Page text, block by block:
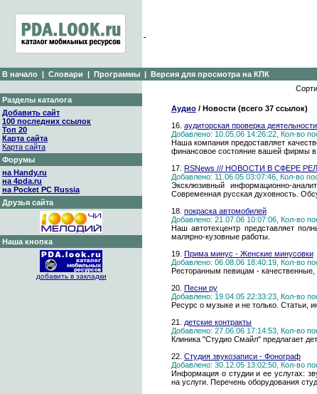
В начало | Словари | Программы | Версия для просмотра на КПК
Разделы каталога
Добавить сайт
100 последних ссылок
Топ 20
Карта сайта
Карта сайта
Форумы
на Handy.ru
на 4pda.ru
на Pocket PC Russia
Друзья сайта
Наша кнопка
добавить в закладки
Аудио / Новости (всего 37 ссылок)
16. аудиторская проверка
Добавлено: 10.05.06 14:26:22, Кол-во
Наша компания предоставляет
финансовое состояние вашей фирмы в
17. RSNews /// НОВОСТИ В СФЕРЕ
Добавлено: 11.06.05 03:07:46, Кол-во
Эксклюзивный информационно-
Современная русская духовность.
18. покраска автомобилей
Добавлено: 21.07.06 10:07:06, Кол-во
Наш автотехцентр представляет
малярно-кузовные работы.
19. Прима минус - Женские минусовки
Добавлено: 06.08.06 18:40:19, Кол-во
Ресторанным певицам -
20. Песни ру
Добавлено: 19.04.05 22:33:23, Кол-во
Ресурс о музыке и не только. Статьи,
21. детские контракты
Добавлено: 27.06.06 17:14:53, Кол-во
Клиника "Студио Смайл" предлагает
22. Студия звукозаписи - Фонограф
Добавлено: 30.12.05 13:02:50, Кол-во
Информация о студии и ее услугах:
на услуги. Перечень оборудования